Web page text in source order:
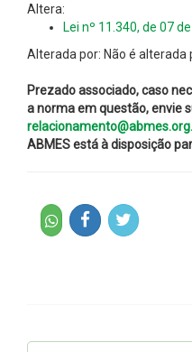
Altera:
Lei nº 11.340, de 07
Alterada por: Não é alterada
Prezado associado, caso
a norma em questão, envie
ABMES está à disposição